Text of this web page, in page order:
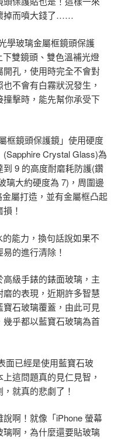
掉而噴大錢了……
學玻璃金屬框鏡頭保護
雙鏡頭、雙色溫補光燈
孔，使用時完全不會對
不會有白霧狀況發生，
擊時，能先幫你承受下
框鏡頭保護鏡」使用硬度
Crystal Glass)為
9 的高度耐磨耗防護(鑽
璃大約硬度為 7)，周圍邊
屬打造，並有金屬框凸起
！
能力，換句話說如果不
的進行清除！
級手錶的錶面玻璃，主
的表現，近期許多智慧
石玻璃覆蓋，由此可見
乎都以藍寶石玻璃為首
面已經是使用藍寶石玻
這問題真的見仁見智，
就真的悲劇了！
啊！就像「iPhone 螢幕
璃啊，為什麼還要貼玻璃